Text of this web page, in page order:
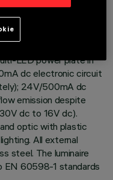
caps complete with
paint with a high level
top of the optical
LED power plate in
dc electronic circuit
24V/500mA dc
emission despite
dc to 16V dc).
optic with plastic
All external
steel. The luminaire
EN 60598-1 standards